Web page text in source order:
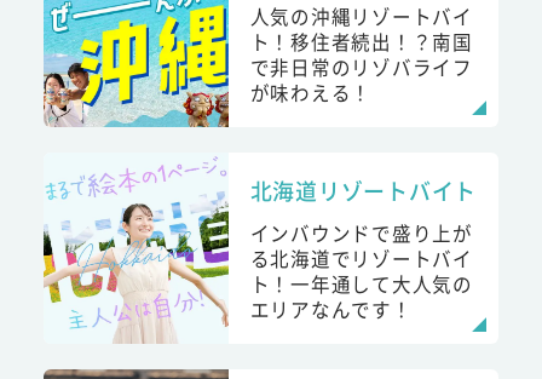
人気の沖縄リゾートバイ
ト！移住者続出！？南国
で非日常のリゾバライフ
が味わえる！
北海道リゾートバイト
インバウンドで盛り上が
る北海道でリゾートバイ
ト！一年通して大人気の
エリアなんです！